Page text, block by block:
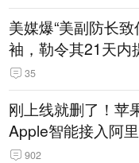
美媒爆“美副防长
袖，勒令其21天内
五角大楼回应
35
刚上线就删了！苹
Apple智能接入阿
902